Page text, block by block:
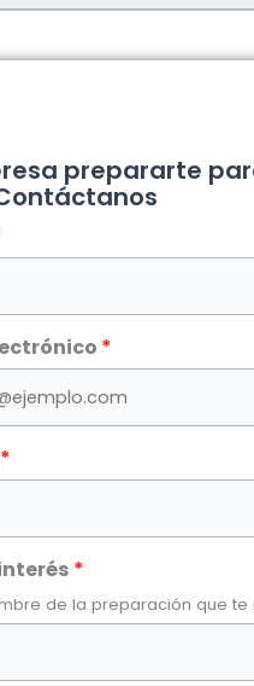
prepararte
de la preparación que te